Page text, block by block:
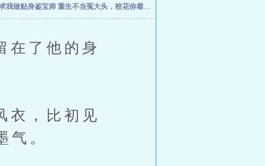
我做贴身鉴宝师 重生不当冤大头，校花你着急啥？
了他的身
，比初见
气。